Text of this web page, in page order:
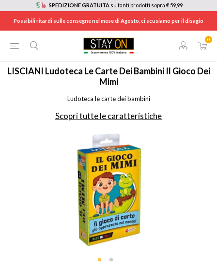
SPEDIZIONE GRATUITA su tanti prodotti sopra € 59,99
Possibili ritardi sulle consegne nel mese di Agosto, ci scusiamo per il disagio
0
/ GIOCATTOLI / ALTRI GIOCATTOLI
LISCIANI Ludoteca Le Carte Dei Bambini Il Gioco Dei
Mimi
Ludoteca le carte dei bambini
Scopri tutte le caratteristiche